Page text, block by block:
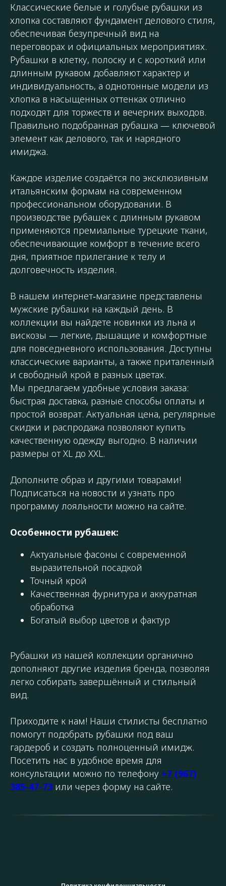
Классические белые и голубые рубашки из
хлопка составляют фундамент делового стиля,
обеспечивая безупречный вид на
переговорах и официальных мероприятиях.
Рубашки в клетку, полоску и с короткий или
длинным рукавом добавляют характер и
индивидуальность, а однотонные модели из
хлопка в насыщенных оттенках отлично
подходят для торжеств и вечерних выходов.
Правильно подобранная рубашка — ключевой
элемент как делового, так и нарядного
имиджа.
Каждое изделие создаётся по эксклюзивным
итальянским формам на современном
профессиональном оборудовании. В
производстве рубашек с длинным рукавом
применяются премиальные турецкие ткани,
обеспечивающие комфорт в течение всего
дня, приятное прилегание к телу и
долговечность изделия.
В нашем интернет‑магазине представлены
мужские рубашки на каждый день. В
коллекции вы найдете новинки из льна и
вискозы — легкие, дышащие и комфортные
для повседневного использования. Доступны
классические варианты, а также приталенный
и свободный крой в разных цветах.
Мы предлагаем удобные условия заказа:
быстрая доставка, разные способы оплаты и
простой возврат. Актуальная цена, регулярные
скидки и распродажа позволяют купить
качественную одежду выгодно. В наличии
размеры от XL до XXL.
Дополните образ и другими товарами!
Подписаться на новости и узнать про
программу лояльности можно на сайте.
Особенности рубашек:
Актуальные фасоны с современной
выразительной посадкой
Точный крой
Качественная фурнитура и аккуратная
обработка
Богатый выбор цветов и фактур
Рубашки из нашей коллекции органично
дополняют другие изделия бренда, позволяя
легко собирать завершённый и стильный
вид.
Приходите к нам! Наши стилисты бесплатно
помогут подобрать рубашки под ваш
гардероб и создать полноценный имидж.
Посетить нас в удобное время для
консультации можно по телефону +7 (967)
385-47-73 или через форму на сайте.